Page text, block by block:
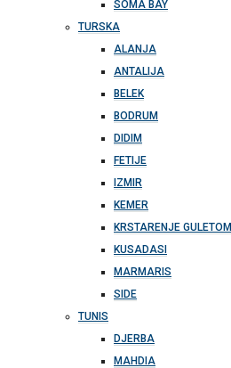
SOMA BAY
TURSKA
ALANJA
ANTALIJA
BELEK
BODRUM
DIDIM
FETIJE
IZMIR
KEMER
KRSTARENJE GULETOM
KUSADASI
MARMARIS
SIDE
TUNIS
DJERBA
MAHDIA